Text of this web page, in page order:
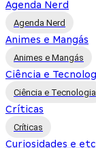
Agenda Nerd
Agenda Nerd
Animes e Mangás
Animes e Mangás
Ciência e
Ciência e Tecnologia
Críticas
Críticas
Curiosidades e